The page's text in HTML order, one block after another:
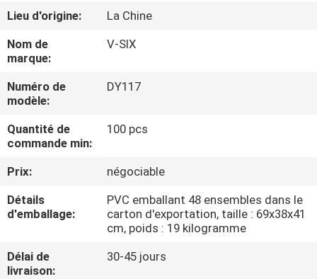
À
PROPOS
DE
NOUS
VISITE
L'USINE
CONTRÔLE
DE
LA
Lieu d'origine:
La Chine
Nom de
marque:
V-SIX
Numéro de
modèle:
DY117
Quantité de
commande min:
100 pcs
Prix:
négociable
Détails
d'emballage:
PVC emballant 48 ensembles dans le
carton d'exportation, taille : 69x38x41
cm, poids : 19 kilogramme
Délai de
livraison:
30-45 jours